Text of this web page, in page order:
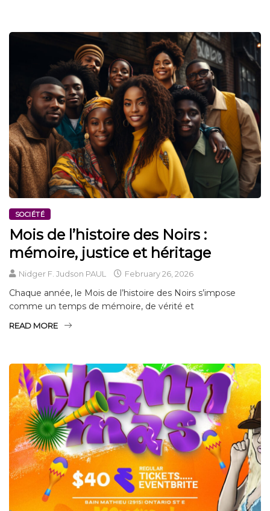
SOCIÉTÉ
Mois de l’histoire des Noirs :
mémoire, justice et héritage
Nidger F. Judson PAUL February 26, 2026
Chaque année, le Mois de l’histoire des Noirs s’impose
comme un temps de mémoire, de vérité et
READ MORE